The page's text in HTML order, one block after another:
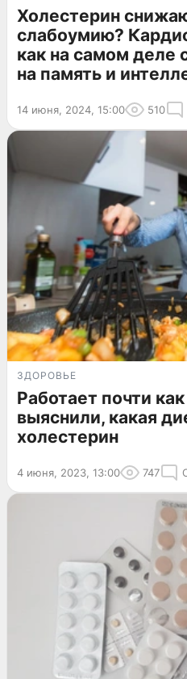
Холестерин
слабоумию?
как на самом деле
на память и
14 июня, 2024, 15:00 510
ЗДОРОВЬЕ
Работает почти
выяснили, какая
холестерин
4 июня, 2023, 13:00 747